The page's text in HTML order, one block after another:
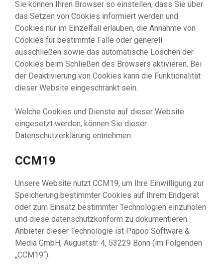
Sie können Ihren Browser so einstellen, dass Sie über
das Setzen von Cookies informiert werden und
Cookies nur im Einzelfall erlauben, die Annahme von
Cookies für bestimmte Fälle oder generell
ausschließen sowie das automatische Löschen der
Cookies beim Schließen des Browsers aktivieren. Bei
der Deaktivierung von Cookies kann die Funktionalität
dieser Website eingeschränkt sein.
Welche Cookies und Dienste auf dieser Website
eingesetzt werden, können Sie dieser
Datenschutzerklärung entnehmen.
CCM19
Unsere Website nutzt CCM19, um Ihre Einwilligung zur
Speicherung bestimmter Cookies auf Ihrem Endgerät
oder zum Einsatz bestimmter Technologien einzuholen
und diese datenschutzkonform zu dokumentieren.
Anbieter dieser Technologie ist Papoo Software &
Media GmbH, Auguststr. 4, 53229 Bonn (im Folgenden
„CCM19“).